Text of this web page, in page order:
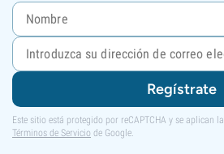
Regístrate
Este sitio está protegido por reCAPTCHA y se aplican la
Términos de Servicio de Google.